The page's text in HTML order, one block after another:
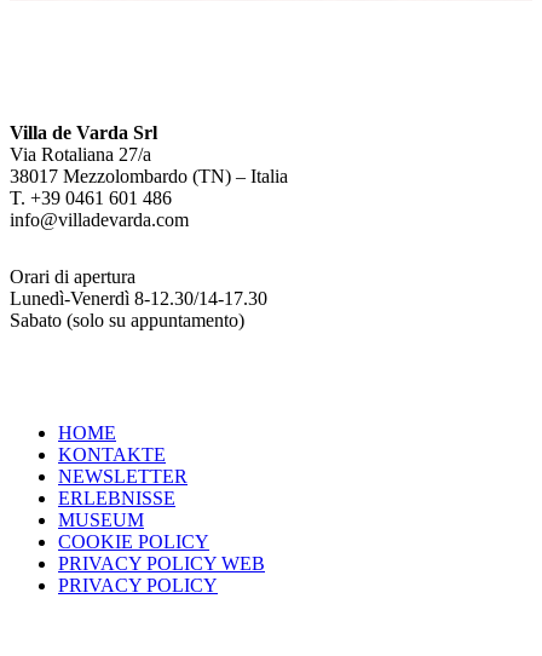
Villa de Varda Srl
Via Rotaliana 27/a
38017 Mezzolombardo (TN) – Italia
T. +39 0461 601 486
info@villadevarda.com
Orari di apertura
Lunedì-Venerdì 8-12.30/14-17.30
Sabato (solo su appuntamento)
HOME
KONTAKTE
NEWSLETTER
ERLEBNISSE
MUSEUM
COOKIE POLICY
PRIVACY POLICY WEB
PRIVACY POLICY